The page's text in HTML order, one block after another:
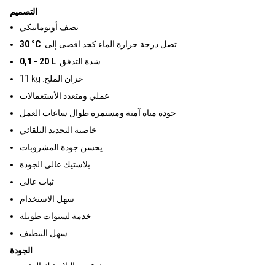
التصميم
نصف أوتوماتيكي
30 °C :تصل درجة حرارة الماء كحد اقصى إلى
0,1 - 20 L :شدة التدفق
11 kg :خزان الملح
عملي ومتعدد الأستعمالات
جودة مياه آمنة ومستمرة طوال ساعات العمل
خاصية التجديد التلقائي
يحسن جودة المشروبات
بلاستيك عالي الجودة
ثبات عالي
سهل الاستخدام
خدمة لسنوات طويلة
سهل التنظيف
الجودة